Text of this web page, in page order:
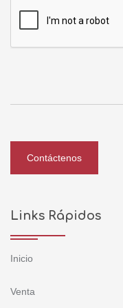
Contáctenos
Links Rápidos
Inicio
Venta